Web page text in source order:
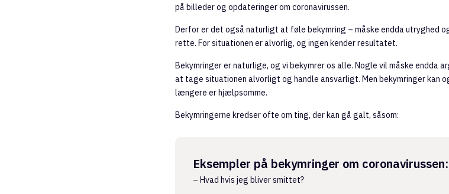
på billeder og opdateringer om coronavirussen.
Derfor er det også naturligt at føle bekymring – måske endda utryghed
rette. For situationen er alvorlig, og ingen kender resultatet.
Bekymringer er naturlige, og vi bekymrer os alle. Nogle vil måske endda
at tage situationen alvorligt og handle ansvarligt. Men bekymringer kan
længere er hjælpsomme.
Bekymringerne kredser ofte om ting, der kan gå galt, såsom:
Eksempler på bekymringer om coronavirussen:
– Hvad hvis jeg bliver smittet?